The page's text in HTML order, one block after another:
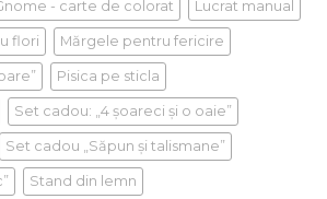
- carte de colorat Lucrat manual
flori Mărgele pentru fericire
Pisica pe sticla
Set cadou: „4 șoareci și o oaie”
Set cadou „Săpun și talismane”
Stand din lemn